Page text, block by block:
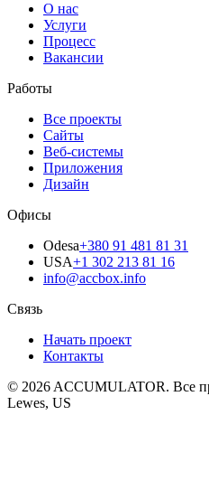
О нас
Услуги
Процесс
Вакансии
Работы
Все проекты
Сайты
Веб-системы
Приложения
Дизайн
Офисы
Odesa+380 91 481 81 31
USA+1 302 213 81 16
info@accbox.info
Связь
Начать проект
Контакты
© 2026 ACCUMULATOR. Все
Lewes, US